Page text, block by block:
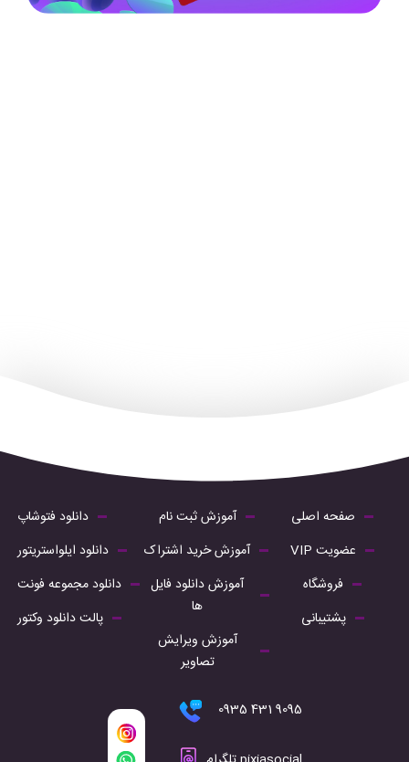
صفحه اصلی
عضویت VIP
فروشگاه
پشتیبانی
آموزش ثبت نام
آموزش خرید اشتراک
آموزش دانلود فایل
ها
آموزش ویرایش
تصاویر
دانلود فتوشاپ
دانلود ایلواستریتور
دانلود مجموعه فونت
پالت دانلود وکتور
9095 431 0935